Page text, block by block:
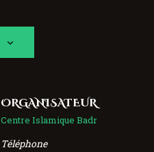
ORGANISATEUR
Centre Islamique Badr
Téléphone